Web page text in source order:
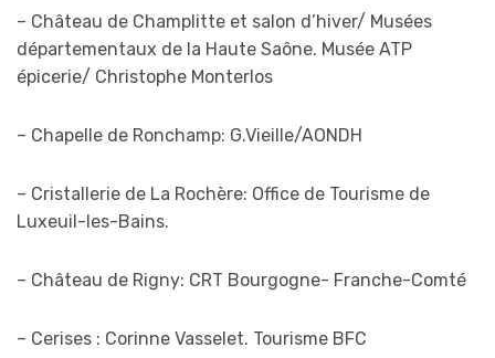
– Château de Champlitte et salon d’hiver/ Musées
départementaux de la Haute Saône. Musée ATP
épicerie/ Christophe Monterlos
– Chapelle de Ronchamp: G.Vieille/AONDH
– Cristallerie de La Rochère: Office de Tourisme de
Luxeuil-les-Bains.
– Château de Rigny: CRT Bourgogne- Franche-Comté
– Cerises : Corinne Vasselet. Tourisme BFC